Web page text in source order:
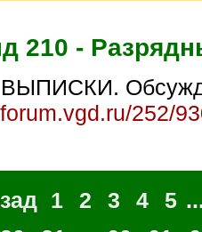
210 -
ВЫПИСКИ.
252/
1 2 3 4 5